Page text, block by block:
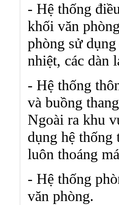
- Hệ thống
khối văn
phòng sử
nhiệt, các dàn
- Hệ thống
và buồng
Ngoài ra khu
dụng hệ
luôn thoáng
- Hệ thống
văn phòng.